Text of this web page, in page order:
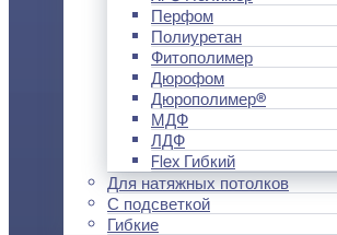
Перфом
Полиуретан
Фитополимер
Дюрофом
Дюрополимер®
МДФ
ЛДФ
Flex Гибкий
Для натяжных потолков
С подсветкой
Гибкие